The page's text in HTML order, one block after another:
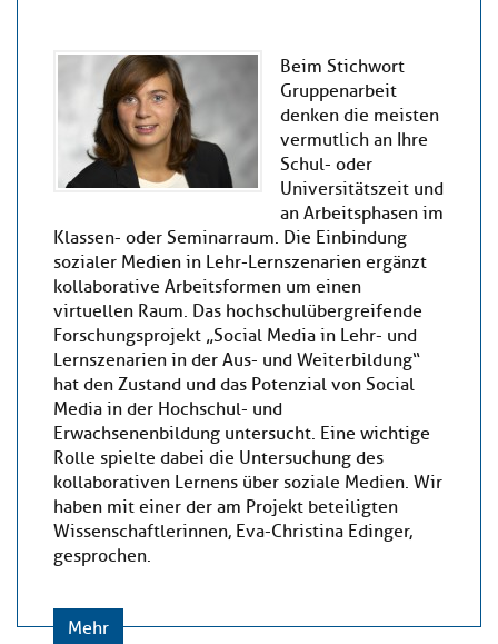
Beim Stichwort
Gruppenarbeit
denken die meisten
vermutlich an Ihre
Schul- oder
Universitätszeit und
an Arbeitsphasen im
Klassen- oder Seminarraum. Die Einbindung
sozialer Medien in Lehr-Lernszenarien ergänzt
kollaborative Arbeitsformen um einen
virtuellen Raum. Das hochschulübergreifende
Forschungsprojekt „Social Media in Lehr- und
Lernszenarien in der Aus- und Weiterbildung“
hat den Zustand und das Potenzial von Social
Media in der Hochschul- und
Erwachsenenbildung untersucht. Eine wichtige
Rolle spielte dabei die Untersuchung des
kollaborativen Lernens über soziale Medien. Wir
haben mit einer der am Projekt beteiligten
Wissenschaftlerinnen, Eva-Christina Edinger,
gesprochen.
Mehr